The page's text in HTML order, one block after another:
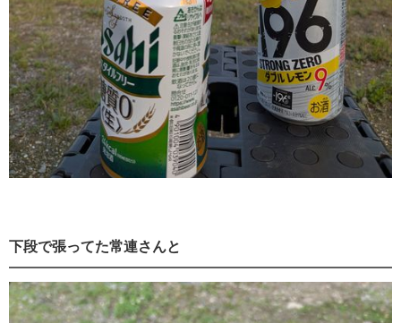
下段で張ってた常連さんと